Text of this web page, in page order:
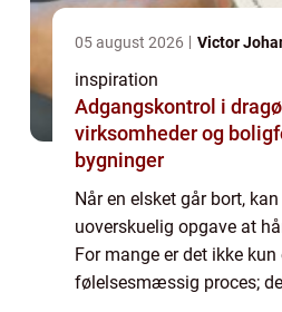
05 august 2026 Victor
inspiration
Adgangskontrol i
virksomheder og
bygninger
Når en elsket går bort,
uoverskuelig opgave at
For mange er det ikke kun
følelsesmæssig proces;